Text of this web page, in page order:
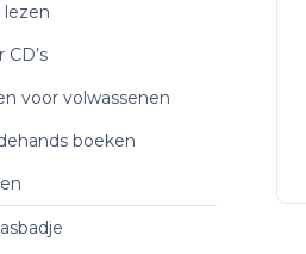
lezen
CD’s
voor volwassenen
boeken